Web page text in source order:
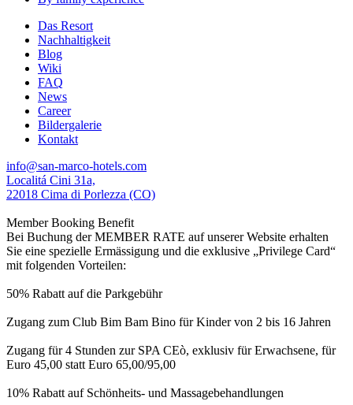
Das Resort
Nachhaltigkeit
Blog
Wiki
FAQ
News
Career
Bildergalerie
Kontakt
info@san-marco-hotels.com
Localitá Cini 31a,
22018 Cima di Porlezza (CO)
Member Booking Benefit
Bei Buchung der MEMBER RATE auf unserer Website erhalten
Sie eine spezielle Ermässigung und die exklusive „Privilege Card“
mit folgenden Vorteilen:
50% Rabatt auf die Parkgebühr
Zugang zum Club Bim Bam Bino für Kinder von 2 bis 16 Jahren
Zugang für 4 Stunden zur SPA CEò, exklusiv für Erwachsene, für
Euro 45,00 statt Euro 65,00/95,00
10% Rabatt auf Schönheits- und Massagebehandlungen